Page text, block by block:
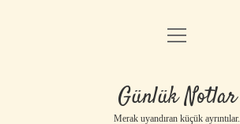
Anasayfa
Yasal Uyarı
menüyü
Günlük Notlar
Merak uyandıran küçük ayrıntılar.